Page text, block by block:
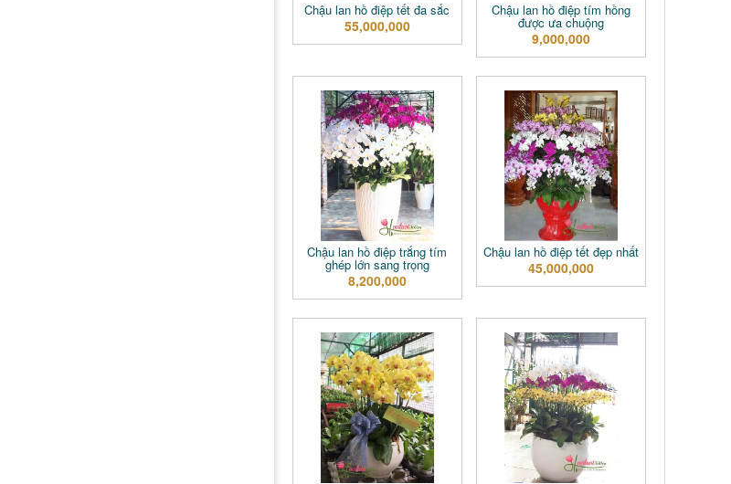
Chậu lan hồ điệp tết đa sắc
55,000,000
Chậu lan hồ điệp tím hồng
được ưa chuộng
9,000,000
Chậu lan hồ điệp trắng tím
ghép lớn sang trọng
8,200,000
Chậu lan hồ điệp tết đẹp nhất
45,000,000